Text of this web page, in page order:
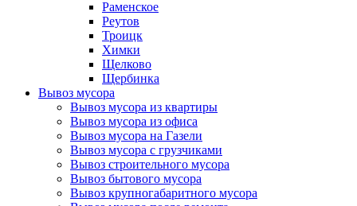
Раменское
Реутов
Троицк
Химки
Щелково
Щербинка
Вывоз мусора
Вывоз мусора из квартиры
Вывоз мусора из офиса
Вывоз мусора на Газели
Вывоз мусора с грузчиками
Вывоз строительного мусора
Вывоз бытового мусора
Вывоз крупногабаритного мусора